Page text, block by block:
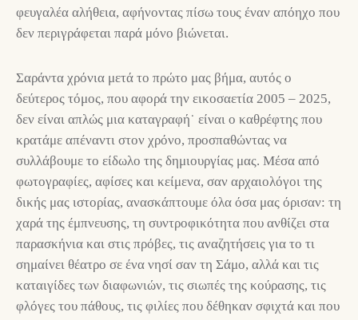
φευγαλέα αλήθεια, αφήνοντας πίσω τους έναν απόηχο που
δεν περιγράφεται παρά μόνο βιώνεται.
Σαράντα χρόνια μετά το πρώτο μας βήμα, αυτός ο
δεύτερος τόμος, που αφορά την εικοσαετία 2005 – 2025,
δεν είναι απλώς μια καταγραφή˙ είναι ο καθρέφτης που
κρατάμε απέναντι στον χρόνο, προσπαθώντας να
συλλάβουμε το είδωλο της δημιουργίας μας. Μέσα από
φωτογραφίες, αφίσες και κείμενα, σαν αρχαιολόγοι της
δικής μας ιστορίας, ανασκάπτουμε όλα όσα μας όρισαν: τη
χαρά της έμπνευσης, τη συντροφικότητα που ανθίζει στα
παρασκήνια και στις πρόβες, τις αναζητήσεις για το τι
σημαίνει θέατρο σε ένα νησί σαν τη Σάμο, αλλά και τις
καταιγίδες των διαφωνιών, τις σιωπές της κούρασης, τις
φλόγες του πάθους, τις φιλίες που δέθηκαν σφιχτά και που